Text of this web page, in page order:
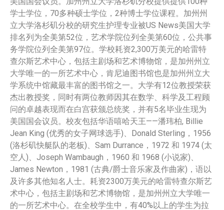
学士学位，70多种硕士学位，2种博士学位课程。加州州
立大学洛杉矶分校的研究生护理专业被US News美国大学
排名列为全美第52位，艺术学院位列全美第60位，公共事
务学院位列全美第97位。学校耗资2,300万美元的哈雷特
查尔斯艺术中心，包括主剧场和艺术博物馆，是加州州立
大学唯一的一所艺术中心，肯尼迪图书馆也是加州州立大
学系统中馆藏最丰富的图书馆之一。大学有12位教授荣获
杰出教授奖，同时有两位教师因其在数学、科学及工程顾
问的卓越表现而在白宫获颁总统奖，并有5名毕业生现为
美国国会议员。校友包括华语嘻哈天王——潘玮柏, Billie
Jean King (优秀的女子网球选手)、Donald Sterling，1956
(洛杉矶快艇队的老板)、Sam Durrance，1972 和 1974 (太
空人)、Joseph Wambaugh，1960 和 1968 (小说家)、
James Newton，1981 (古典/爵士音乐家及作曲家)，语以
及许多其他知名人士。耗资2300万美元的哈雷特查尔斯艺
术中心，包括主剧场和艺术博物馆，是加州州立大学唯一
的一所艺术中心。在全校学生中，有40%以上的学生为拉